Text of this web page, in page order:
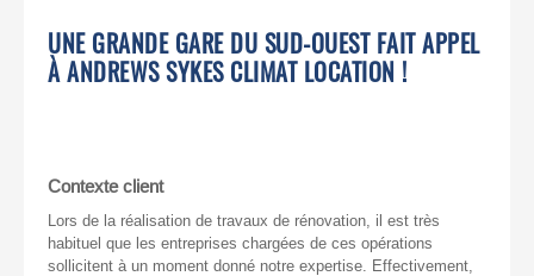
UNE GRANDE GARE DU SUD-OUEST FAIT APPEL
À ANDREWS SYKES CLIMAT LOCATION !
Contexte client
Lors de la réalisation de travaux de rénovation, il est très
habituel que les entreprises chargées de ces opérations
sollicitent à un moment donné notre expertise. Effectivement,